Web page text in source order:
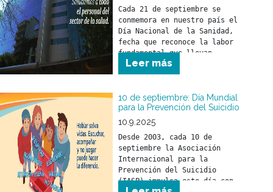
Cada 21 de septiembre se
conmemora en nuestro país el
Día Nacional de la Sanidad,
fecha que reconoce la labor
fundamental que llevan
adelante los trabajadores y
trabajadoras del sector
Leer más
10 de septiembre: Día Mundial
para la Prevención del Suicidio
10.9.2025
Desde 2003, cada 10 de
septiembre la Asociación
Internacional para la
Prevención del Suicidio
(IASP) impulsa este día con